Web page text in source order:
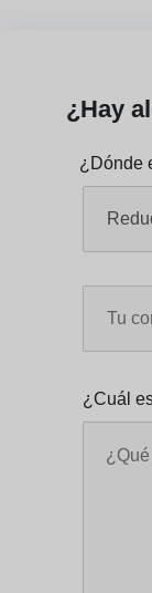
¿Hay
¿Dónde
¿Cuál